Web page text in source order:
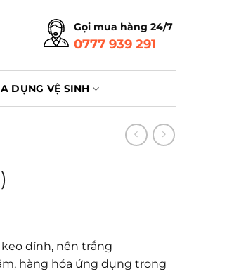
Gọi mua hàng 24/7
0777 939 291
DỤNG VỆ SINH
dính, nền trắng
hàng hóa ứng dụng trong